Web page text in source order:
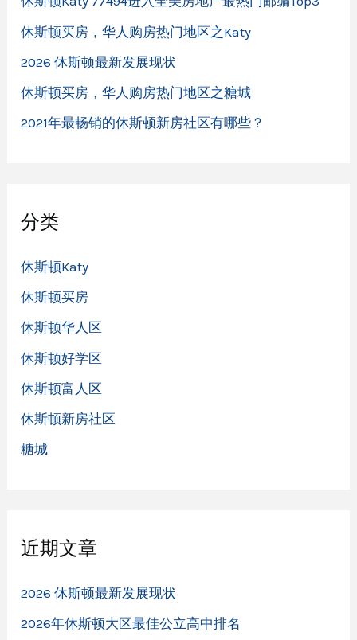
休斯顿买房，华人购房热门地区之Katy
2026 休斯顿最新发展现状
休斯顿买房，华人购房热门地区之糖城
2021年最畅销的休斯顿新房社区有哪些？
分类
休斯顿Katy
休斯顿买房
休斯顿华人区
休斯顿好学区
休斯顿富人区
休斯顿新房社区
糖城
近期文章
2026 休斯顿最新发展现状
2026年休斯顿大区最佳公立高中排名